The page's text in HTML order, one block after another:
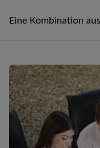
Eine Kombination